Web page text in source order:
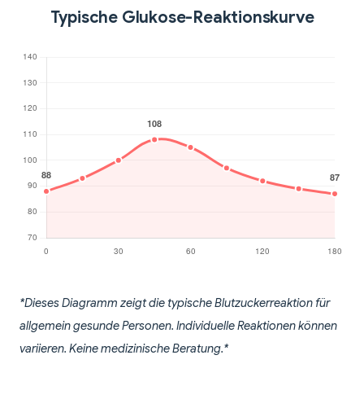
Typische Glukose-Reaktionskurve
*Dieses Diagramm zeigt die typische Blutzuckerreaktion für
allgemein gesunde Personen. Individuelle Reaktionen können
variieren. Keine medizinische Beratung.*